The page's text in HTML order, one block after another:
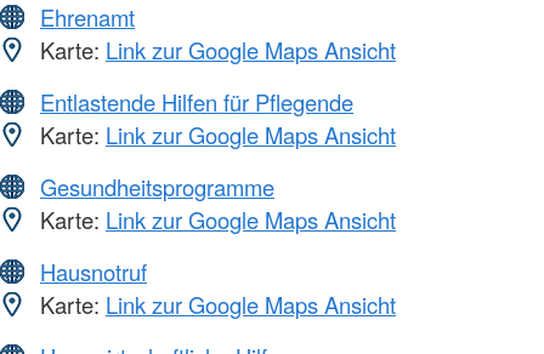
Ehrenamt
Karte: Link zur Google Maps Ansicht
Entlastende Hilfen für Pflegende
Karte: Link zur Google Maps Ansicht
Gesundheitsprogramme
Karte: Link zur Google Maps Ansicht
Hausnotruf
Karte: Link zur Google Maps Ansicht